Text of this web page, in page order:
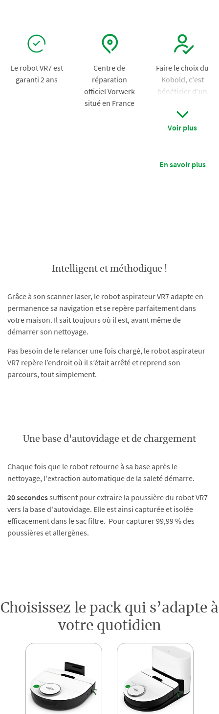
Le robot VR7 est
garanti 2 ans
Centre de
réparation
officiel Vorwerk
situé en France
Faire lechoix du
Kobold, c'est
bénéficier d'un
t sur-mesure de
votre conseiller
votre appareil.
Voir plus
En savoir plus
Intelligent et méthodique !
Grâce à son scanner laser, le robot aspirateur VR7 adapte en
permanence sa navigation et se repère parfaitement dans
votre maison. Il sait toujours où il est, avant même de
démarrer son nettoyage.
Pas besoin de le relancer une fois chargé, le robot aspirateur
VR7 repère l’endroit où il s’était arrêté et reprend son
parcours, tout simplement.
Une base d'autovidage et de chargement
Chaque fois que le robot retourne à sa base après le
nettoyage, l'extraction automatique de la saleté démarre.
20 secondessuffisent pour extraire la poussière du robot VR7
vers la base d'autovidage. Elle est ainsi capturée et isolée
efficacement dans le sac filtre. Pour capturer 99,99 % des
poussières et allergènes.
Choisissez le pack qui s’adapte à
votre quotidien